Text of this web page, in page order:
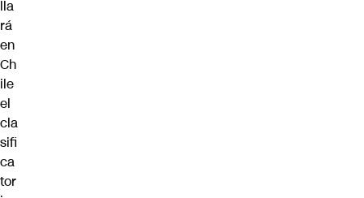
lla
rá
en
Ch
ile
el
cla
sifi
ca
tor